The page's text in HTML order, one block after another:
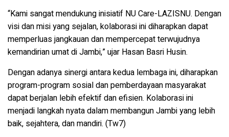
“Kami sangat mendukung inisiatif NU Care-LAZISNU. Dengan
visi dan misi yang sejalan, kolaborasi ini diharapkan dapat
memperluas jangkauan dan mempercepat terwujudnya
kemandirian umat di Jambi,” ujar Hasan Basri Husin.
Dengan adanya sinergi antara kedua lembaga ini, diharapkan
program-program sosial dan pemberdayaan masyarakat
dapat berjalan lebih efektif dan efisien. Kolaborasi ini
menjadi langkah nyata dalam membangun Jambi yang lebih
baik, sejahtera, dan mandiri. (Tw7)